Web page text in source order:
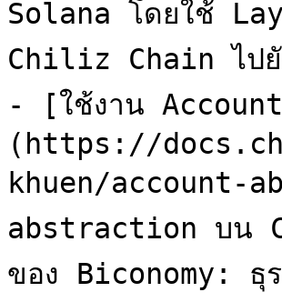
Solana โดยใช้
Chiliz Chain ไปยั
- [ใช้งาน
(https://
khuen/account-
abstraction บน
ของ Biconomy: ธุ